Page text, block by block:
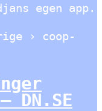
egen app.
› coop-
DN.SE